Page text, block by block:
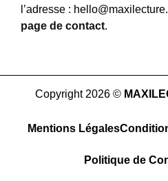
l’adresse :
page de contact.
Copyright 2026 ©
Mentions Légales
Politique de